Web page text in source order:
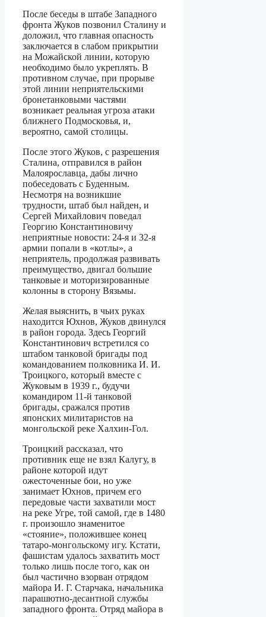
После беседы в штабе Западного
фронта Жуков позвонил Сталину и
доложил, что главная опасность
заключается в слабом прикрытии
на Можайской линии, которую
необходимо было укреплять. В
противном случае, при прорыве
этой линии неприятельскими
бронетанковыми частями
возникает реальная угроза атаки
ближнего Подмосковья, и,
вероятно, самой столицы.
После этого Жуков, с разрешения
Сталина, отправился в район
Малоярославца, дабы лично
побеседовать с Буденным.
Несмотря на возникшие
трудности, штаб был найден, и
Сергей Михайлович поведал
Георгию Константиновичу
неприятные новости: 24-я и 32-я
армии попали в «котлы», а
неприятель, продолжая развивать
преимущество, двигал большие
танковые и моторизированные
колонны в сторону Вязьмы.
Желая выяснить, в чьих руках
находится Юхнов, Жуков двинулся
в район города. Здесь Георгий
Константинович встретился со
штабом танковой бригады под
командованием полковника И. И.
Троицкого, который вместе с
Жуковым в 1939 г., будучи
командиром 11-й танковой
бригады, сражался против
японских милитаристов на
монгольской реке Халхин-Гол.
Троицкий рассказал, что
противник еще не взял Калугу, в
районе которой идут
ожесточенные бои, но уже
занимает Юхнов, причем его
передовые части захватили мост
на реке Угре, той самой, где в 1480
г. произошло знаменитое
«стояние», положившее конец
татаро-монгольскому игу. Кстати,
фашистам удалось захватить мост
только лишь после того, как он
был частично взорван отрядом
майора И. Г. Старчака, начальника
парашютно-десантной службы
западного фронта. Отряд майора в